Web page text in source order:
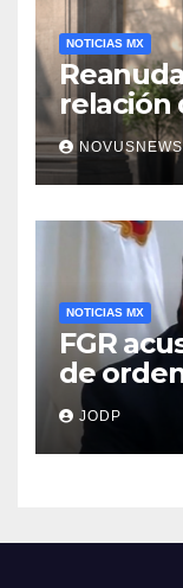
NOTICIAS MX
relación
NOTICIAS MX
FGR
de
clave
JODP